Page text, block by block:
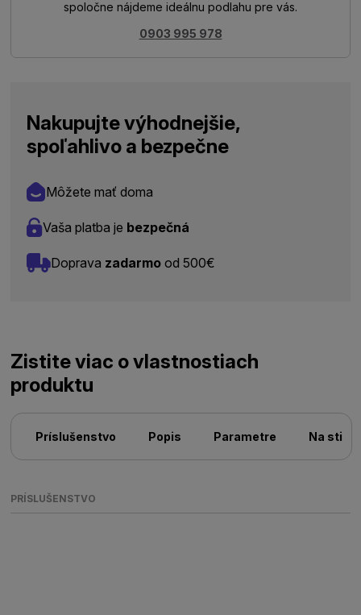
spoločne nájdeme ideálnu podlahu pre vás.
0903 995 978
Nakupujte výhodnejšie,
spoľahlivo a bezpečne
Môžete mať doma
Vaša platba je bezpečná
Doprava zadarmo od 500€
Zistite viac o vlastnostiach
produktu
Príslušenstvo Popis Parametre Na
PRÍSLUŠENSTVO